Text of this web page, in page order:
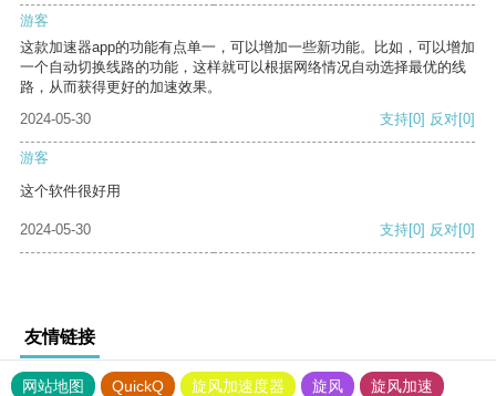
游客
这款加速器app的功能有点单一，可以增加一些新功能。比如，可以增加
一个自动切换线路的功能，这样就可以根据网络情况自动选择最优的线
路，从而获得更好的加速效果。
2024-05-30
支持[0] 反对[0]
游客
这个软件很好用
2024-05-30 支持[0] 反对[0]
友情链接
网站地图 QuickQ 旋风加速度器 旋风
旋风加速